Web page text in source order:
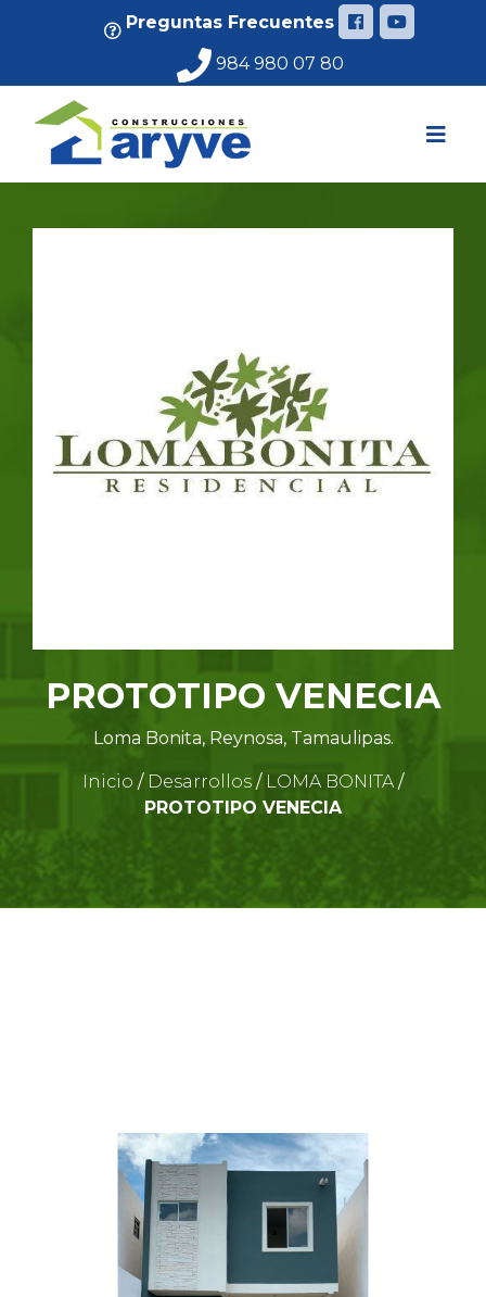
< !DOCTYPE html>Preguntas Frecuentes
984 980 07 80
PROTOTIPO VENECIA
Loma Bonita, Reynosa, Tamaulipas.
Inicio / Desarrollos / LOMA BONITA /
PROTOTIPO VENECIA